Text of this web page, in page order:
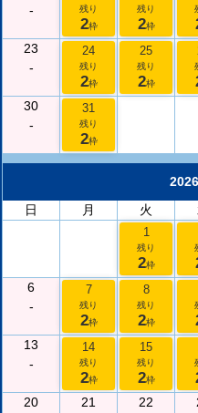
- 残り
2枠
残り
2枠
23
-
24
残り
2枠
25
残り
2枠
30
-
31
残り
2枠
日
月 火
1
残り
2枠
6
-
7
残り
2枠
8
残り
2枠
13
-
14
残り
2枠
15
残り
2枠
20
21
22